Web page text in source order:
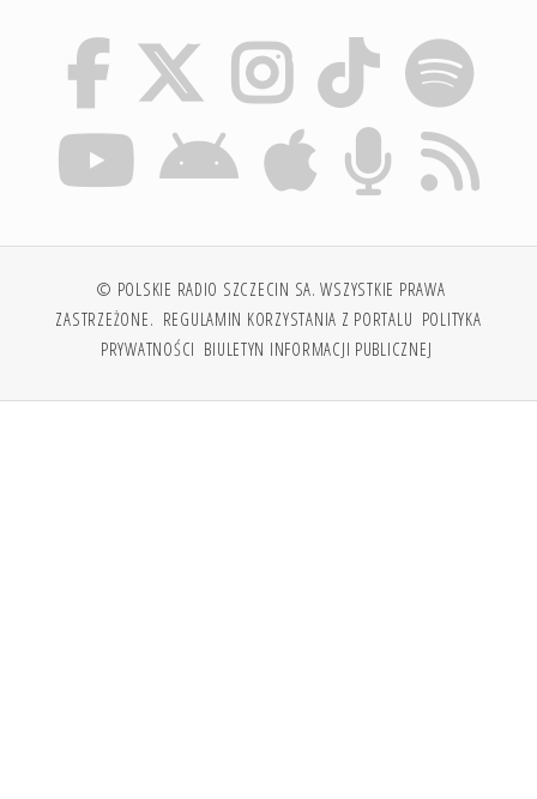
© POLSKIE RADIO SZCZECIN SA. WSZYSTKIE PRAWA
ZASTRZEŻONE. REGULAMIN KORZYSTANIA Z PORTALU POLITYKA
PRYWATNOŚCI BIULETYN INFORMACJI PUBLICZNEJ